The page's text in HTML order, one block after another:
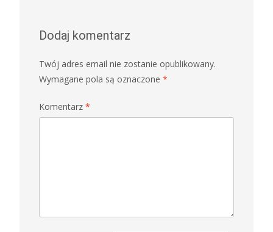
Dodaj komentarz
Twój adres email nie zostanie opublikowany.
Wymagane pola są oznaczone *
Komentarz *